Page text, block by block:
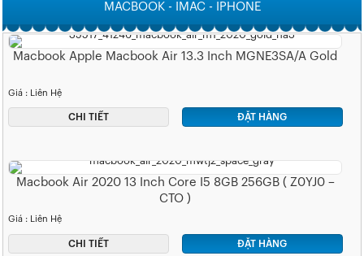
MACBOOK - IMAC - IPHONE
Macbook Apple Macbook Air 13.3 Inch MGNE3SA/A Gold
Giá : Liên Hệ
CHI TIẾT ĐẶT HÀNG
Macbook Air 2020 13 Inch Core I5 8GB 256GB ( Z0YJ0 –
CTO )
Giá : Liên Hệ
CHI TIẾT ĐẶT HÀNG